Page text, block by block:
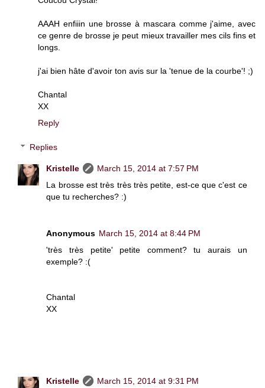
AAAH enfiiin une brosse à mascara comme j'aime, avec
ce genre de brosse je peut mieux travailler mes cils fins et
longs.
j'ai bien hâte d'avoir ton avis sur la 'tenue de la courbe'! ;)
Chantal
XX
Reply
Replies
Kristelle
March 15, 2014 at 7:57 PM
La brosse est très très très petite, est-ce que c'est ce
que tu recherches? :)
Anonymous March 15, 2014 at 8:44 PM
'très très petite' petite comment? tu aurais un
exemple? :(
Chantal
XX
Kristelle
March 15, 2014 at 9:31 PM